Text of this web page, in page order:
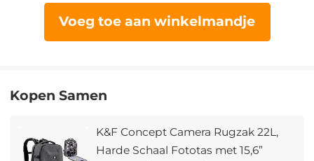
Voeg toe aan winkelmandje
Kopen Samen
K&F Concept Camera Rugzak 22L,
Harde Schaal Fototas met 15,6”